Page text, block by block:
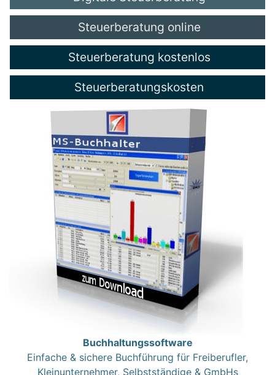
Steuerberatung online
Steuerberatung kostenlos
Steuerberatungskosten
Buchhaltungssoftware
Einfache & sichere Buchführung für Freiberufler,
Kleinunternehmer, Selbstständige & GmbHs